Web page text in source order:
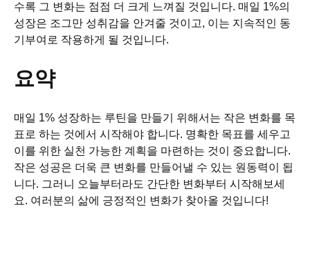
수록 그 변화는 점점 더 크게 느껴질 것입니다. 매일 1%의
성장은 조그만 성취감을 안겨줄 것이고, 이는 지속적인 동
기부여로 작용하게 될 것입니다.
요약
매일 1% 성장하는 루틴을 만들기 위해서는 작은 변화를 목
표로 하는 것에서 시작해야 합니다. 명확한 목표를 세우고
이를 위한 실천 가능한 계획을 마련하는 것이 중요합니다.
작은 성공은 더욱 큰 변화를 만들어낼 수 있는 원동력이 됩
니다. 그러니 오늘부터라도 간단한 변화부터 시작해보세
요. 여러분의 삶에 긍정적인 변화가 찾아올 것입니다!